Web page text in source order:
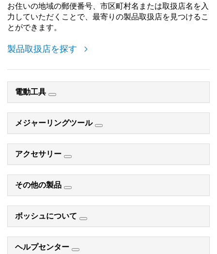
お住いの地域の郵便番号、市区町村名または取扱店名を入
力していただくことで、最寄りの製品取扱店を見つけるこ
とができます。
製品取扱店を探す
電動工具
メジャーリングツール
アクセサリー
その他の製品
ボッシュについて
ヘルプセンター